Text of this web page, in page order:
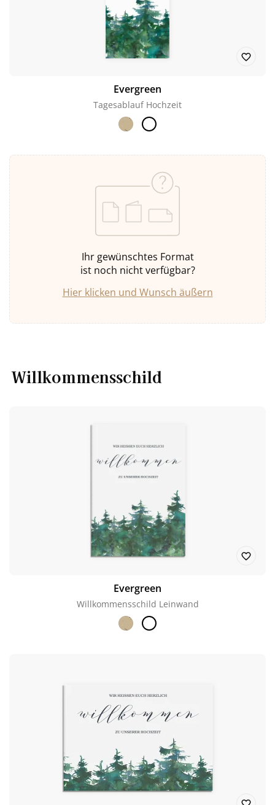
Evergreen
Tagesablauf Hochzeit
Ihr gewünschtes Format
ist noch nicht verfügbar?
Hier klicken und Wunsch äußern
Willkommensschild
Evergreen
Willkommensschild Leinwand